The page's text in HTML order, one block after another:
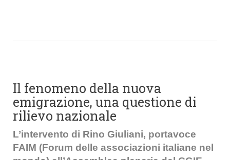
Il fenomeno della nuova
emigrazione, una questione di
rilievo nazionale
L’intervento di Rino Giuliani, portavoce
FAIM (Forum delle associazioni italiane nel